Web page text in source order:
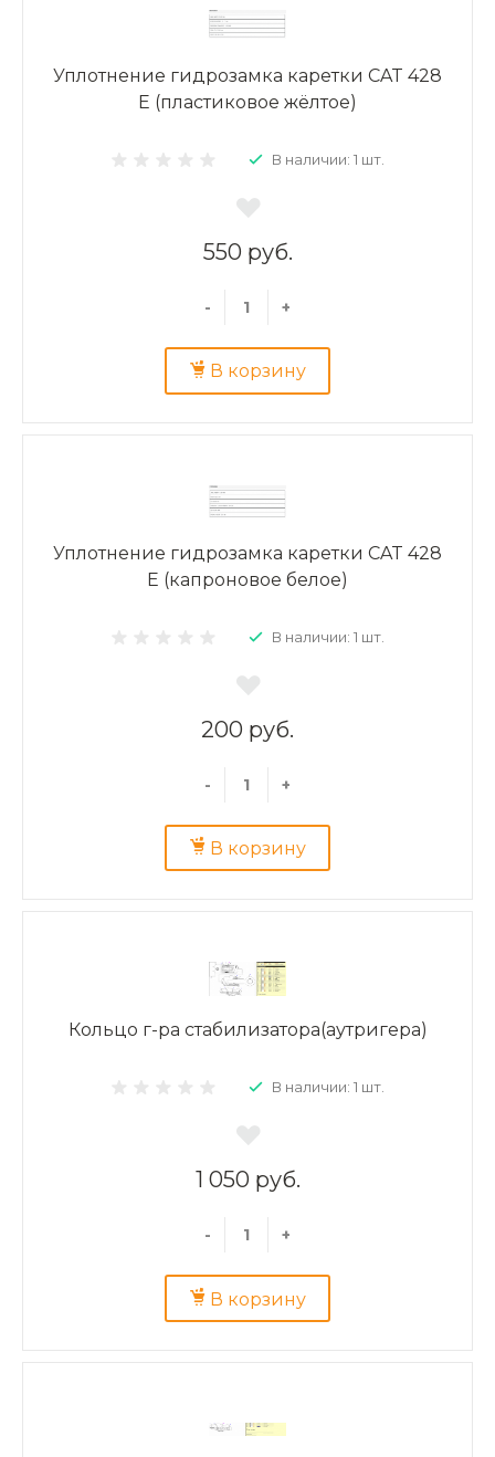
Уплотнение гидрозамка каретки CAT 428
E (пластиковое жёлтое)
В наличии: 1 шт.
550 руб.
- +
В корзину
Уплотнение гидрозамка каретки CAT 428
E (капроновое белое)
В наличии: 1 шт.
200 руб.
- +
В корзину
Кольцо г-ра стабилизатора(аутригера)
В наличии: 1 шт.
1 050 руб.
- +
В корзину